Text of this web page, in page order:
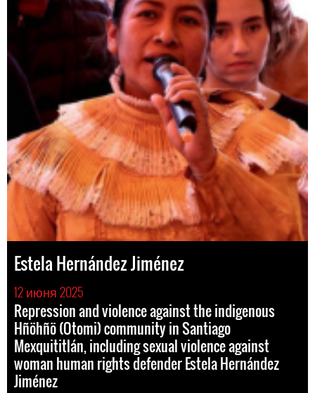
Estela Hernández Jiménez
12 июня 2025
Repression and violence against the indigenous
Hñöhñö (Otomi) community in Santiago
Mexquititlán, including sexual violence against
woman human rights defender Estela Hernández
Jiménez